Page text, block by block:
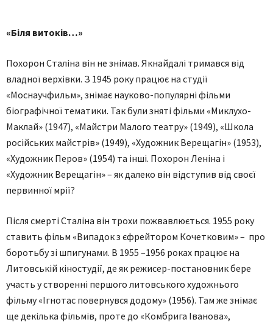
«Біля витоків…»
Похорон Сталіна він не знімав. Якнайдалі тримався від
владної верхівки. З 1945 року працює на студії
«Моснаучфильм», знімає науково-популярні фільми
біографічної тематики. Так були зняті фільми «Миклухо-
Маклай» (1947), «Майстри Малого театру» (1949), «Школа
російських майстрів» (1949), «Художник Верещагін» (1953),
«Художник Перов» (1954) та інші. Похорон Леніна і
«Художник Верещагін» – як далеко він відступив від своєї
первинної мрії?
Після смерті Сталіна він трохи пожвавлюється. 1955 року
ставить фільм «Випадок з єфрейтором Кочетковим» – про
боротьбу зі шпигунами. В 1955 –1956 роках працює на
Литовській кіностудії, де як режисер-постановник бере
участь у створенні першого литовського художнього
фільму «Ігнотас повернувся додому» (1956). Там же знімає
ще декілька фільмів, проте до «Комбрига Іванова»,